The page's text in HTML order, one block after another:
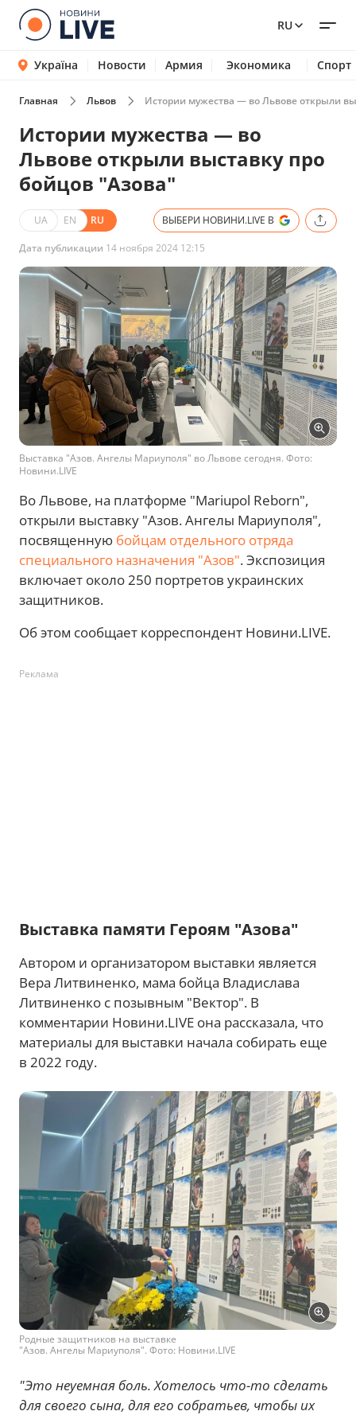
RU
Україна Новости Армия Экономика Спорт
Главная Львов Истории мужества — во Львове открыли
Истории мужества — во
Львове открыли выставку про
бойцов "Азова"
UA EN RU ВЫБЕРИ НОВИНИ.LIVE В
Дата публикации 14 ноября 2024 12:15
Выставка "Азов. Ангелы Мариуполя" во Львове сегодня. Фото:
Новини.LIVE
Во Львове, на платформе "Mariupol Reborn",
открыли выставку "Азов. Ангелы Мариуполя",
посвященную бойцам отдельного отряда
специального назначения "Азов". Экспозиция
включает около 250 портретов украинских
защитников.
Об этом сообщает корреспондент Новини.LIVE.
Реклама
Выставка памяти Героям "Азова"
Автором и организатором выставки является
Вера Литвиненко, мама бойца Владислава
Литвиненко с позывным "Вектор". В
комментарии Новини.LIVE она рассказала, что
материалы для выставки начала собирать еще
в 2022 году.
Родные защитников на выставке
"Азов. Ангелы Мариуполя". Фото: Новини.LIVE
"Это неуемная боль. Хотелось что-то сделать
для своего сына, для его собратьев, чтобы их